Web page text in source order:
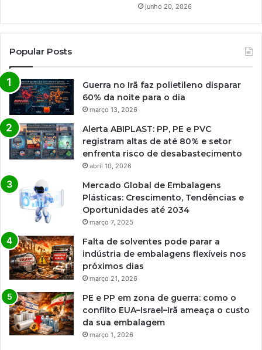
junho 20, 2026
Popular Posts
Guerra no Irã faz polietileno disparar
60% da noite para o dia
março 13, 2026
Alerta ABIPLAST: PP, PE e PVC
registram altas de até 80% e setor
enfrenta risco de desabastecimento
abril 10, 2026
Mercado Global de Embalagens
Plásticas: Crescimento, Tendências e
Oportunidades até 2034
março 7, 2025
Falta de solventes pode parar a
indústria de embalagens flexíveis nos
próximos dias
março 21, 2026
PE e PP em zona de guerra: como o
conflito EUA–Israel–Irã ameaça o custo
da sua embalagem
março 1, 2026